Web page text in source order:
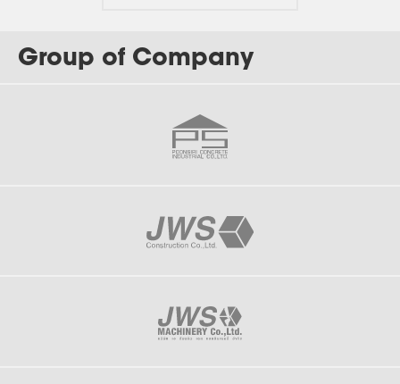
Group of Company